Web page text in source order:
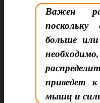
Важен
больше
приведет
мышц и